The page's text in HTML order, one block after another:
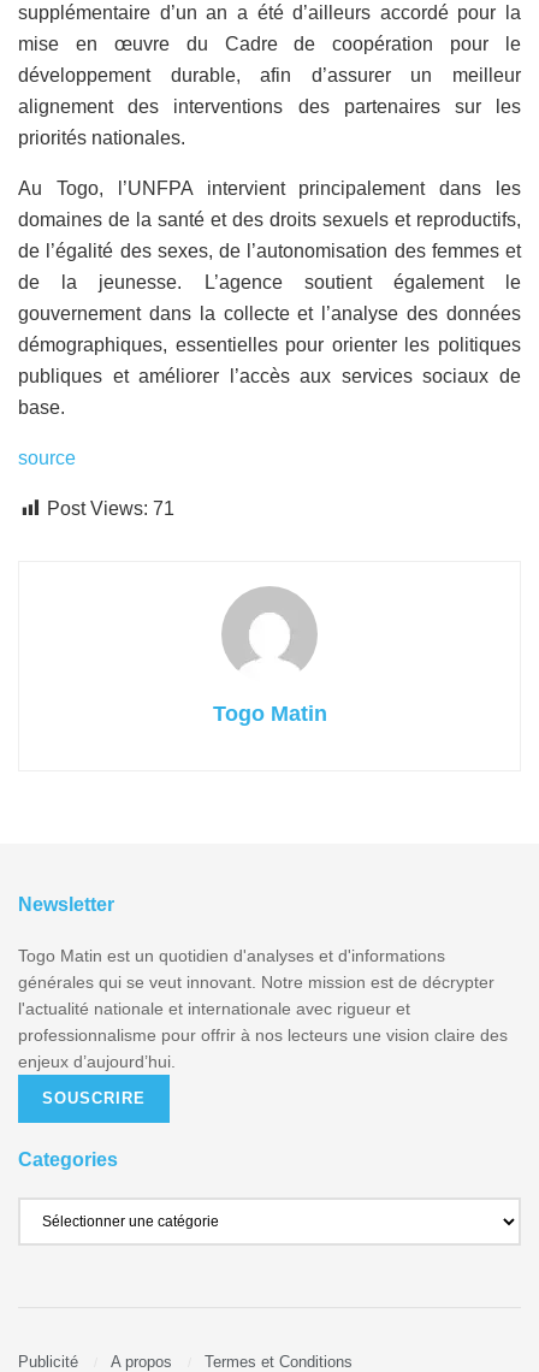
supplémentaire d’un an a été d’ailleurs accordé pour la
mise en œuvre du Cadre de coopération pour le
développement durable, afin d’assurer un meilleur
alignement des interventions des partenaires sur les
priorités nationales.
Au Togo, l’UNFPA intervient principalement dans les
domaines de la santé et des droits sexuels et reproductifs,
de l’égalité des sexes, de l’autonomisation des femmes et
de la jeunesse. L’agence soutient également le
gouvernement dans la collecte et l’analyse des données
démographiques, essentielles pour orienter les politiques
publiques et améliorer l’accès aux services sociaux de
base.
source
Post Views: 71
Togo Matin
Newsletter
Togo Matin est un quotidien d'analyses et d'informations
générales qui se veut innovant. Notre mission est de décrypter
l'actualité nationale et internationale avec rigueur et
professionnalisme pour offrir à nos lecteurs une vision claire des
enjeux d’aujourd’hui.
SOUSCRIRE
Categories
Publicité A propos Termes et Conditions